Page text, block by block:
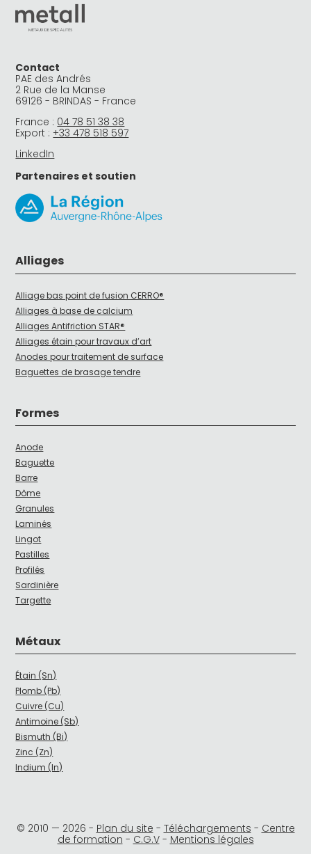
Contact
PAE des Andrés
2 Rue de la Manse
69126 - BRINDAS - France
France : 04 78 51 38 38
Export : +33 478 518 597
LinkedIn
Partenaires et soutien
Alliages
Alliage bas point de fusion CERRO®
Alliages à base de calcium
Alliages Antifriction STAR®
Alliages étain pour travaux d’art
Anodes pour traitement de surface
Baguettes de brasage tendre
Formes
Anode
Baguette
Barre
Dôme
Granules
Laminés
Lingot
Pastilles
Profilés
Sardinière
Targette
Métaux
Étain (Sn)
Plomb (Pb)
Cuivre (Cu)
Antimoine (Sb)
Bismuth (Bi)
Zinc (Zn)
Indium (In)
© 2010 — 2026 - Plan du site - Téléchargements - Centre
de formation - C.G.V- Mentions légales